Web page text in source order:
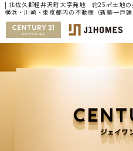
| 北佐久郡軽井沢町大字発地 約25㎡土地の
横浜・川崎・東京都内の不動産（新築一戸
らセンチュリー21ジェイワンホームズ